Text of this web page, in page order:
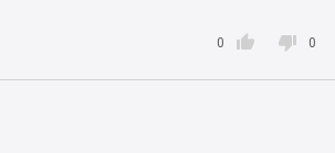

0  0